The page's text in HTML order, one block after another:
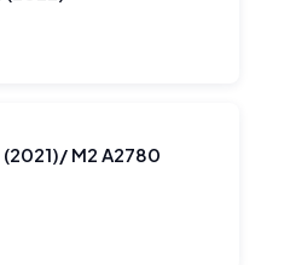
(2021)/ M2 A2780